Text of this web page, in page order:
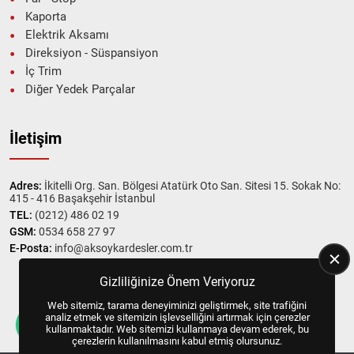
Kaporta
Elektrik Aksamı
Direksiyon - Süspansiyon
İç Trim
Diğer Yedek Parçalar
İletişim
Adres: İkitelli Org. San. Bölgesi Atatürk Oto San. Sitesi 15. Sokak No:
415 - 416 Başakşehir İstanbul
TEL: (0212) 486 02 19
GSM: 0534 658 27 97
E-Posta: info@aksoykardesler.com.tr
Copyright © 2025, All Right ReservedUS YAZILIM
Gizliliğinize Önem Veriyoruz
Web sitemiz, tarama deneyiminizi geliştirmek, site trafiğini
analiz etmek ve sitemizin işlevselliğini artırmak için çerezler
kullanmaktadır. Web sitemizi kullanmaya devam ederek, bu
çerezlerin kullanılmasını kabul etmiş olursunuz.